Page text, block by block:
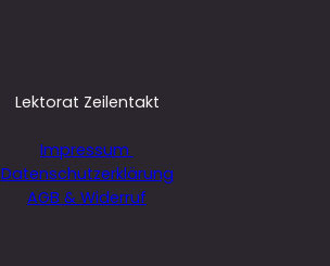
Lektorat Zeilentakt
Impressum
Datenschutzerklärung
AGB & Widerruf